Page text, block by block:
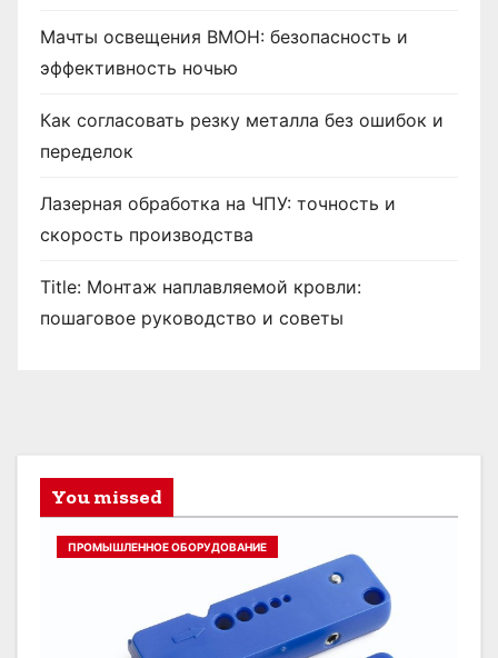
Мачты освещения ВМОН: безопасность и
эффективность ночью
Как согласовать резку металла без ошибок и
переделок
Лазерная обработка на ЧПУ: точность и
скорость производства
Title: Монтаж наплавляемой кровли:
пошаговое руководство и советы
You missed
ПРОМЫШЛЕННОЕ ОБОРУДОВАНИЕ